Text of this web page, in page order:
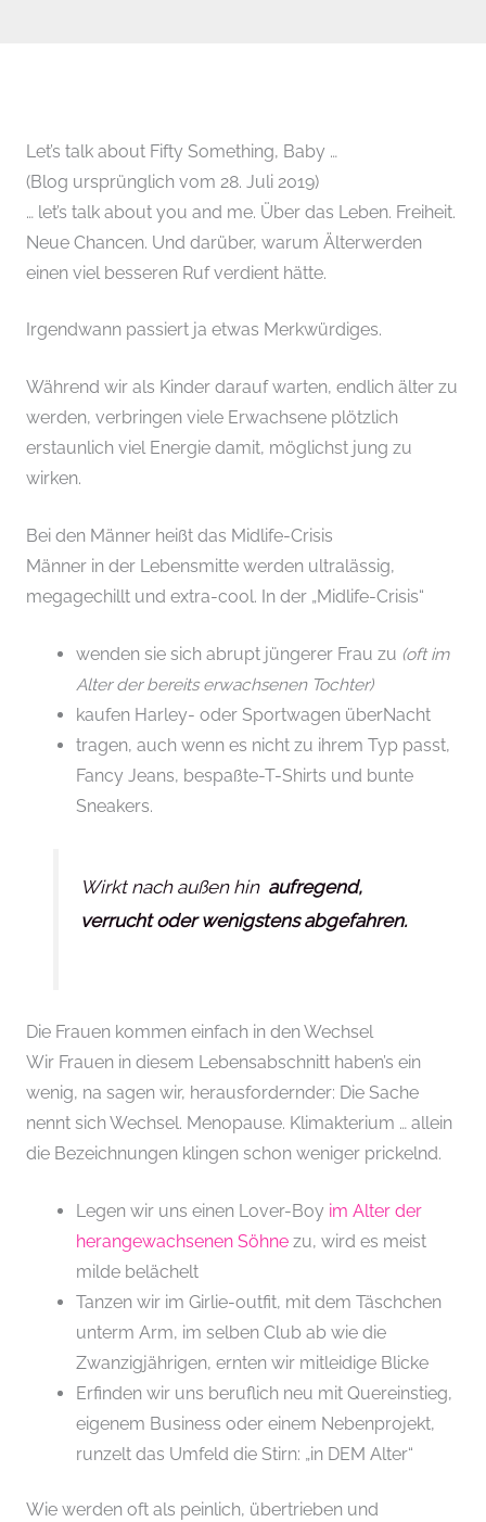
Let’s talk about Fifty Something, Baby …
(Blog ursprünglich vom 28. Juli 2019)
… let’s talk about you and me. Über das Leben. Freiheit.
Neue Chancen. Und darüber, warum Älterwerden
einen viel besseren Ruf verdient hätte.
Irgendwann passiert ja etwas Merkwürdiges.
Während wir als Kinder darauf warten, endlich älter zu
werden, verbringen viele Erwachsene plötzlich
erstaunlich viel Energie damit, möglichst jung zu
wirken.
Bei den Männer heißt das Midlife-Crisis
Männer in der Lebensmitte werden ultralässig,
megagechillt und extra-cool. In der „Midlife-Crisis“
wenden sie sich abrupt jüngerer Frau zu (oft im
Alter der bereits erwachsenen Tochter)
kaufen Harley- oder Sportwagen überNacht
tragen, auch wenn es nicht zu ihrem Typ passt,
Fancy Jeans, bespaßte-T-Shirts und bunte
Sneakers.
Wirkt nach außen hinaufregend,
verrucht oder wenigstens abgefahren.
Die Frauen kommen einfach in den Wechsel
Wir Frauen in diesem Lebensabschnitt haben’s ein
wenig, na sagen wir, herausfordernder: Die Sache
nennt sich Wechsel. Menopause. Klimakterium … allein
die Bezeichnungen klingen schon weniger prickelnd.
Legen wir uns einen Lover-Boy im Alter der
herangewachsenen Söhne zu, wird es meist
milde belächelt
Tanzen wir im Girlie-outfit, mit dem Täschchen
unterm Arm, im selben Club ab wie die
Zwanzigjährigen, ernten wir mitleidige Blicke
Erfinden wir uns beruflich neu mit Quereinstieg,
eigenem Business oder einem Nebenprojekt,
runzelt das Umfeld die Stirn: „in DEM Alter“
Wie werden oft als peinlich, übertrieben und